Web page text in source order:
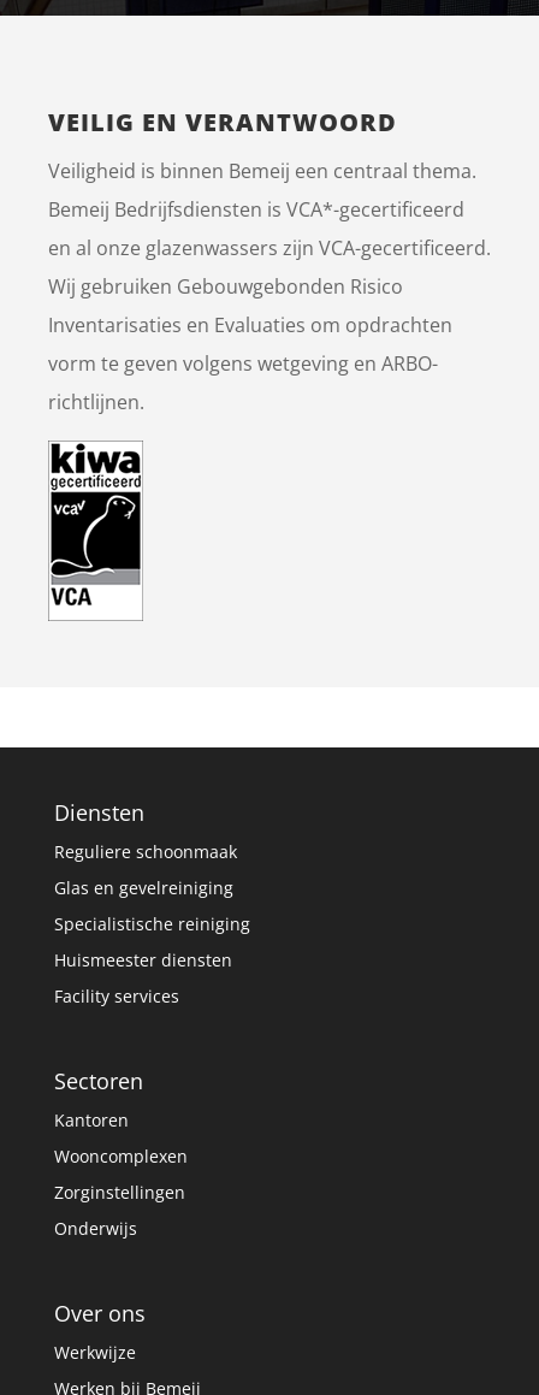
VEILIG EN VERANTWOORD
Veiligheid is binnen Bemeij een centraal thema.
Bemeij Bedrijfsdiensten is VCA*-gecertificeerd
en al onze glazenwassers zijn VCA-gecertificeerd.
Wij gebruiken Gebouwgebonden Risico
Inventarisaties en Evaluaties om opdrachten
vorm te geven volgens wetgeving en ARBO-
richtlijnen.
Diensten
Reguliere schoonmaak
Glas en gevelreiniging
Specialistische reiniging
Huismeester diensten
Facility services
Sectoren
Kantoren
Wooncomplexen
Zorginstellingen
Onderwijs
Over ons
Werkwijze
Werken bij Bemeij